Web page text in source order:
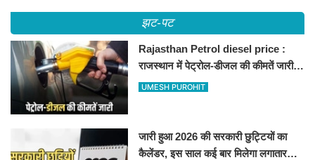
झट-पट
Rajasthan Petrol diesel price :
राजस्थान में पेट्रोल-डीजल की कीमतें जारी,
जानिए बीकानेर समेत पुरे प्रदेश में नए रेट
UMESH PUROHIT
जारी हुआ 2026 की सरकारी छुट्टियों का
कैलेंडर, इस साल कई बार मिलेगा लगातार